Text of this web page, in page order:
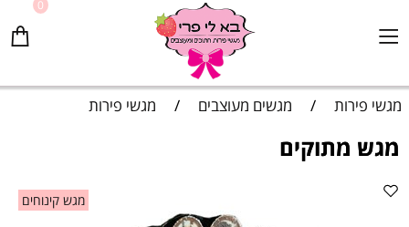
0
מגשי פירות / מגשים מעוצבים / מגשי פירות
מגש מתוקים
מגש קינוחים